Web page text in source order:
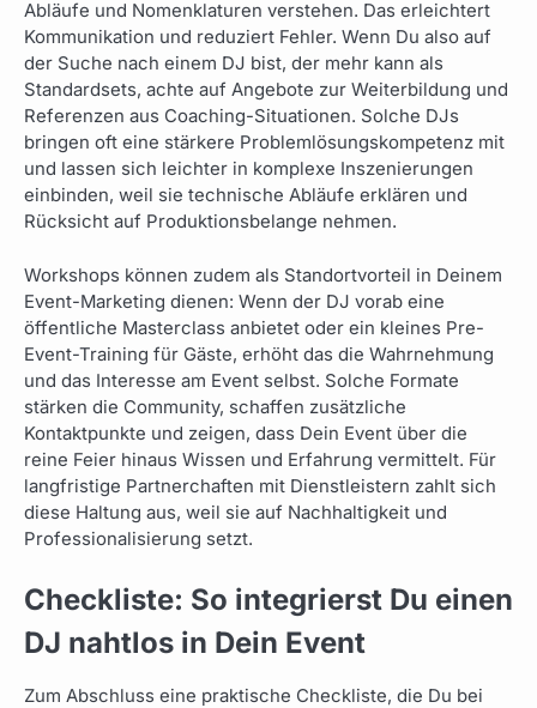
Abläufe und Nomenklaturen verstehen. Das erleichtert
Kommunikation und reduziert Fehler. Wenn Du also auf
der Suche nach einem DJ bist, der mehr kann als
Standardsets, achte auf Angebote zur Weiterbildung und
Referenzen aus Coaching-Situationen. Solche DJs
bringen oft eine stärkere Problemlösungskompetenz mit
und lassen sich leichter in komplexe Inszenierungen
einbinden, weil sie technische Abläufe erklären und
Rücksicht auf Produktionsbelange nehmen.
Workshops können zudem als Standortvorteil in Deinem
Event-Marketing dienen: Wenn der DJ vorab eine
öffentliche Masterclass anbietet oder ein kleines Pre-
Event-Training für Gäste, erhöht das die Wahrnehmung
und das Interesse am Event selbst. Solche Formate
stärken die Community, schaffen zusätzliche
Kontaktpunkte und zeigen, dass Dein Event über die
reine Feier hinaus Wissen und Erfahrung vermittelt. Für
langfristige Partnerchaften mit Dienstleistern zahlt sich
diese Haltung aus, weil sie auf Nachhaltigkeit und
Professionalisierung setzt.
Checkliste: So integrierst Du einen
DJ nahtlos in Dein Event
Zum Abschluss eine praktische Checkliste, die Du bei